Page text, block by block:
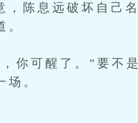
陈息远破坏自己名
可醒了。”要不是
场。